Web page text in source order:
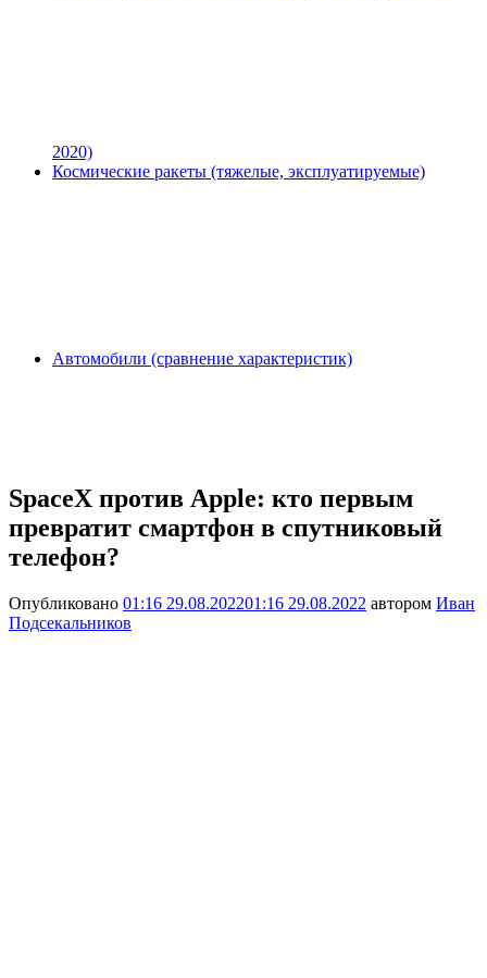
2020)
Космические ракеты (тяжелые, эксплуатируемые)
Автомобили (сравнение характеристик)
SpaceX против Apple: кто первым
превратит смартфон в спутниковый
телефон?
Опубликовано 01:16 29.08.202201:16 29.08.2022 автором Иван
Подсекальников